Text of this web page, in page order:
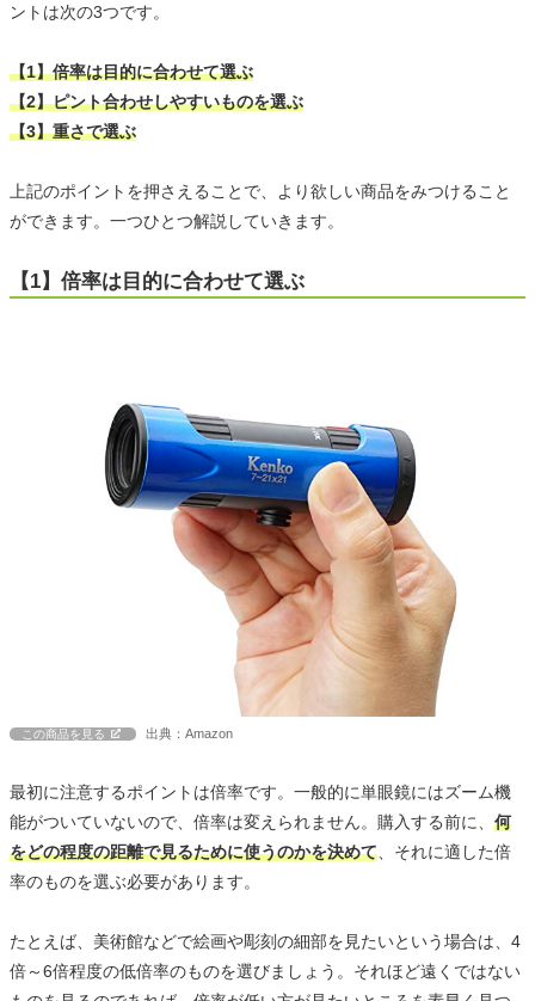
ントは次の3つです。
【1】倍率は目的に合わせて選ぶ
【2】ピント合わせしやすいものを選ぶ
【3】重さで選ぶ
上記のポイントを押さえることで、より欲しい商品をみつけること
ができます。一つひとつ解説していきます。
【1】倍率は目的に合わせて選ぶ
この商品を見る 出典：Amazon
最初に注意するポイントは倍率です。一般的に単眼鏡にはズーム機
能がついていないので、倍率は変えられません。購入する前に、 何
をどの程度の距離で見るために使うのかを決めて、それに適した倍
率のものを選ぶ必要があります。
たとえば、美術館などで絵画や彫刻の細部を見たいという場合は、4
倍～6倍程度の低倍率のものを選びましょう。それほど遠くではない